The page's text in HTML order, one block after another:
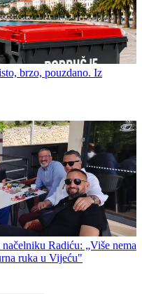
brzo, pouzdano. Iz
Radiću: „Više nema
ruka u Vijeću"